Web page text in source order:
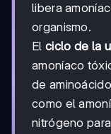
libera
organismo.
El ciclo de la
amoníaco
de
como el
nitrógeno